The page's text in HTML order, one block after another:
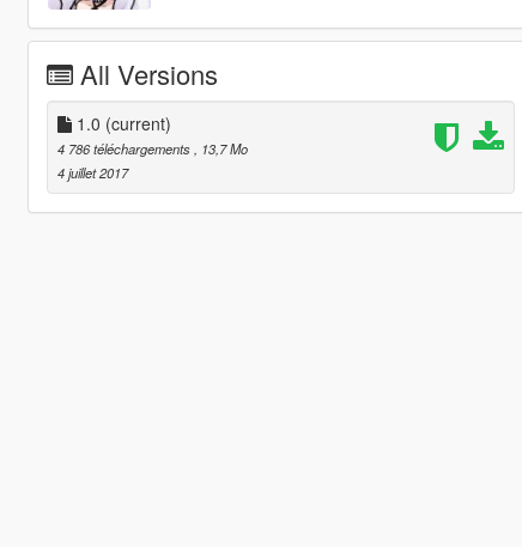
All Versions
1.0 (current)
4 786 téléchargements
, 13,7 Mo
4 juillet 2017